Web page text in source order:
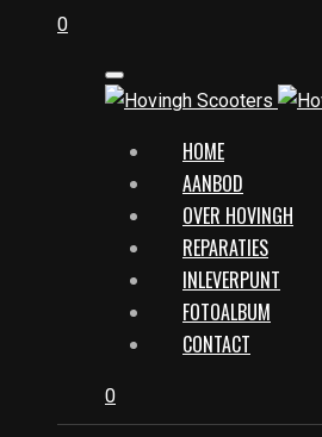
0
HOME
AANBOD
OVER HOVINGH
REPARATIES
INLEVERPUNT
FOTOALBUM
CONTACT
0